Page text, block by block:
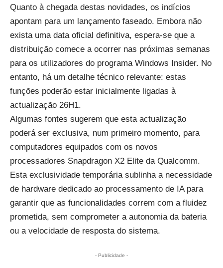
Quanto à chegada destas novidades, os indícios
apontam para um lançamento faseado. Embora não
exista uma data oficial definitiva, espera-se que a
distribuição comece a ocorrer nas próximas semanas
para os utilizadores do programa Windows Insider. No
entanto, há um detalhe técnico relevante: estas
funções poderão estar inicialmente ligadas à
actualização 26H1.
Algumas fontes sugerem que esta actualização
poderá ser exclusiva, num primeiro momento, para
computadores equipados com os novos
processadores Snapdragon X2 Elite da Qualcomm.
Esta exclusividade temporária sublinha a necessidade
de hardware dedicado ao processamento de IA para
garantir que as funcionalidades correm com a fluidez
prometida, sem comprometer a autonomia da bateria
ou a velocidade de resposta do sistema.
- Publicidade -